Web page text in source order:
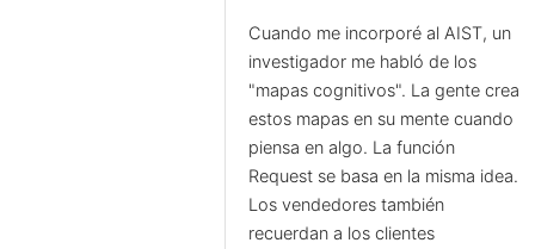
Cuando me incorporé al AIST, un
investigador me habló de los
"mapas cognitivos". La gente crea
estos mapas en su mente cuando
piensa en algo. La función
Request se basa en la misma idea.
Los vendedores también
recuerdan a los clientes